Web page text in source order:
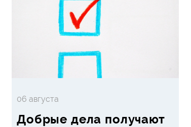
06 августа
Добрые дела получают